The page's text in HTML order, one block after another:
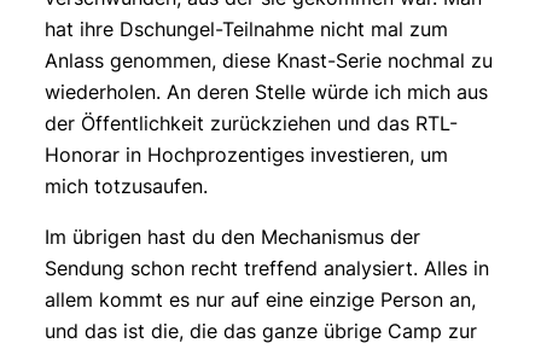
hat ihre Dschungel-Teilnahme nicht mal zum
Anlass genommen, diese Knast-Serie nochmal zu
wiederholen. An deren Stelle würde ich mich aus
der Öffentlichkeit zurückziehen und das RTL-
Honorar in Hochprozentiges investieren, um
mich totzusaufen.
Im übrigen hast du den Mechanismus der
Sendung schon recht treffend analysiert. Alles in
allem kommt es nur auf eine einzige Person an,
und das ist die, die das ganze übrige Camp zur